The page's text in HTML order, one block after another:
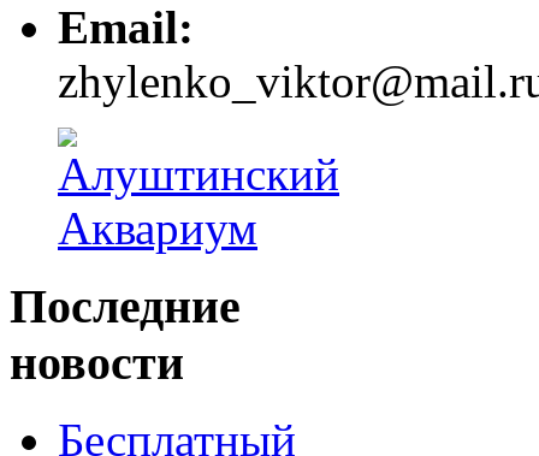
Email:
Последние
новости
Бесплатный